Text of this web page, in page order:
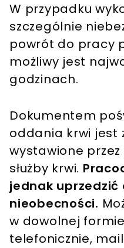
W przypadku
szczególnie
powrót do pracy
możliwy jest
godzinach.
Dokumentem
oddania krwi jest
wystawione
służby krwi.
jednak uprzedzić
nieobecności.
w dowolnej
telefonicznie,